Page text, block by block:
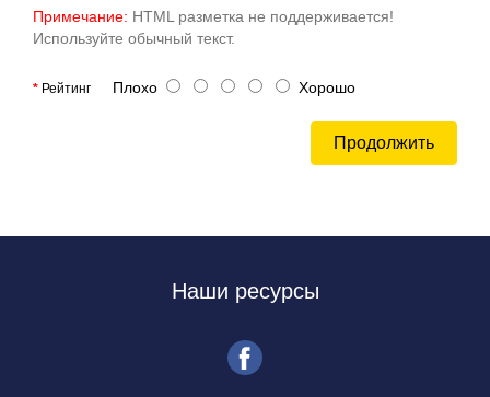
Примечание: HTML разметка не поддерживается!
Используйте обычный текст.
Рейтинг Плохо Хорошо
Продолжить
Наши ресурсы